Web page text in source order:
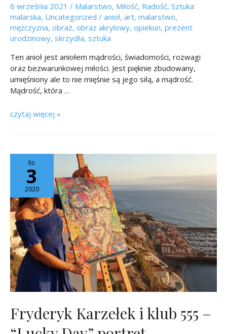
6 września 2021 / Malarstwo, Miłość, Radość, Sztuka
malarska, Uncategorized / anioł, art, malarstwo,
mężczyzna, obraz, obraz akrylowy, opiekun, prezent
urodzinowy, skrzydła, sztuka
Ten anioł jest aniołem mądrości, świadomości, rozwagi
oraz bezwarunkowej miłości. Jest pięknie zbudowany,
umięśniony ale to nie mięśnie są jego siłą, a mądrość.
Mądrość, która …
czytaj więcej »
lis
3
2020
Fryderyk Karzełek i klub 555 –